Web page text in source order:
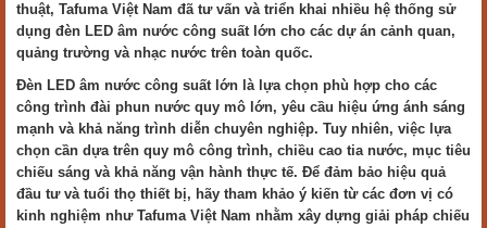
thuật, Tafuma Việt Nam đã tư vấn và triển khai nhiều hệ thống sử
dụng đèn LED âm nước công suất lớn cho các dự án cảnh quan,
quảng trường và nhạc nước trên toàn quốc.
Đèn LED âm nước công suất lớn là lựa chọn phù hợp cho các
công trình đài phun nước quy mô lớn, yêu cầu hiệu ứng ánh sáng
mạnh và khả năng trình diễn chuyên nghiệp. Tuy nhiên, việc lựa
chọn cần dựa trên quy mô công trình, chiều cao tia nước, mục tiêu
chiếu sáng và khả năng vận hành thực tế. Để đảm bảo hiệu quả
đầu tư và tuổi thọ thiết bị, hãy tham khảo ý kiến từ các đơn vị có
kinh nghiệm như Tafuma Việt Nam nhằm xây dựng giải pháp chiếu